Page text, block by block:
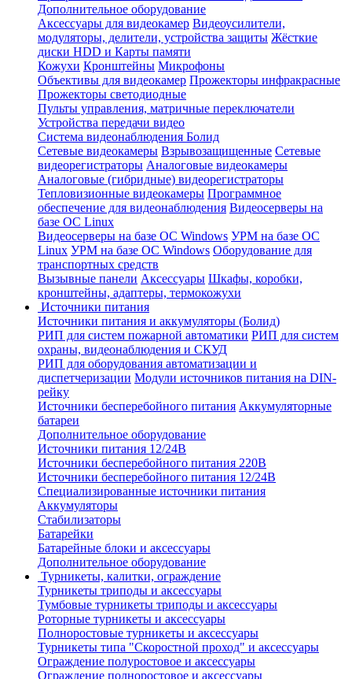
Дополнительное оборудование
Аксессуары для видеокамер Видеоусилители,
модуляторы, делители, устройства защиты Жёсткие
диски HDD и Карты памяти
Кожухи Кронштейны Микрофоны
Объективы для видеокамер Прожекторы инфракрасные
Прожекторы светодиодные
Пульты управления, матричные переключатели
Устройства передачи видео
Система видеонаблюдения Болид
Сетевые видеокамеры Взрывозащищенные Сетевые
видеорегистраторы Аналоговые видеокамеры
Аналоговые (гибридные) видеорегистраторы
Тепловизионные видеокамеры Программное
обеспечение для видеонаблюдения Видеосерверы на
базе ОС Linux
Видеосерверы на базе ОС Windows УРМ на базе ОС
Linux УРМ на базе ОС Windows Оборудование для
транспортных средств
Вызывные панели Аксессуары Шкафы, коробки,
кронштейны, адаптеры, термокожухи
Источники питания
Источники питания и аккумуляторы (Болид)
РИП для систем пожарной автоматики РИП для систем
охраны, видеонаблюдения и СКУД
РИП для оборудования автоматизации и
диспетчеризации Модули источников питания на DIN-
рейку
Источники бесперебойного питания Аккумуляторные
батареи
Дополнительное оборудование
Источники питания 12/24В
Источники бесперебойного питания 220В
Источники бесперебойного питания 12/24В
Специализированные источники питания
Аккумуляторы
Стабилизаторы
Батарейки
Батарейные блоки и аксессуары
Дополнительное оборудование
Турникеты, калитки, ограждение
Турникеты триподы и аксессуары
Тумбовые турникеты триподы и аксессуары
Роторные турникеты и аксессуары
Полноростовые турникеты и аксессуары
Турникеты типа "Скоростной проход" и аксессуары
Ограждение полуростовое и аксессуары
Ограждение полноростовое и аксессуары